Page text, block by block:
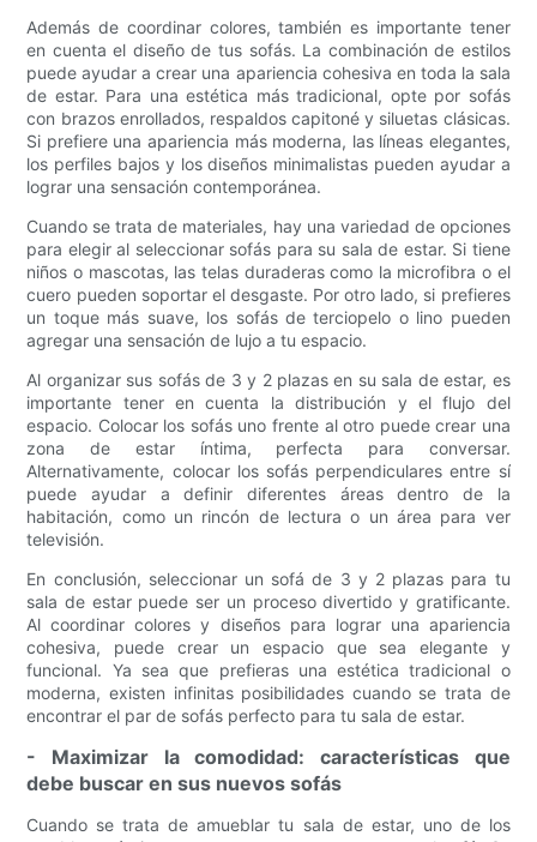
Además de coordinar colores, también es importante tener
en cuenta el diseño de tus sofás. La combinación de estilos
puede ayudar a crear una apariencia cohesiva en toda la sala
de estar. Para una estética más tradicional, opte por sofás
con brazos enrollados, respaldos capitoné y siluetas clásicas.
Si prefiere una apariencia más moderna, las líneas elegantes,
los perfiles bajos y los diseños minimalistas pueden ayudar a
lograr una sensación contemporánea.
Cuando se trata de materiales, hay una variedad de opciones
para elegir al seleccionar sofás para su sala de estar. Si tiene
niños o mascotas, las telas duraderas como la microfibra o el
cuero pueden soportar el desgaste. Por otro lado, si prefieres
un toque más suave, los sofás de terciopelo o lino pueden
agregar una sensación de lujo a tu espacio.
Al organizar sus sofás de 3 y 2 plazas en su sala de estar, es
importante tener en cuenta la distribución y el flujo del
espacio. Colocar los sofás uno frente al otro puede crear una
zona de estar íntima, perfecta para conversar.
Alternativamente, colocar los sofás perpendiculares entre sí
puede ayudar a definir diferentes áreas dentro de la
habitación, como un rincón de lectura o un área para ver
televisión.
En conclusión, seleccionar un sofá de 3 y 2 plazas para tu
sala de estar puede ser un proceso divertido y gratificante.
Al coordinar colores y diseños para lograr una apariencia
cohesiva, puede crear un espacio que sea elegante y
funcional. Ya sea que prefieras una estética tradicional o
moderna, existen infinitas posibilidades cuando se trata de
encontrar el par de sofás perfecto para tu sala de estar.
- Maximizar la comodidad: características que
debe buscar en sus nuevos sofás
Cuando se trata de amueblar tu sala de estar, uno de los